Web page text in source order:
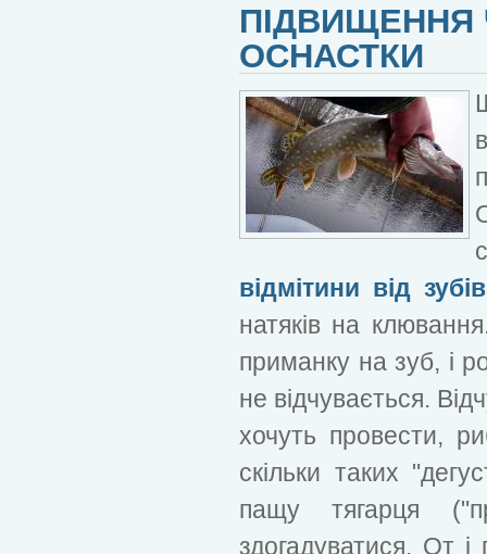
ПІДВИЩЕННЯ
ОСНАСТКИ
відмітини від зубів
натяків на
приманку на зуб, і
не відчувається.
хочуть провести,
скільки таких
пащу тягарця
здогадуватися. От